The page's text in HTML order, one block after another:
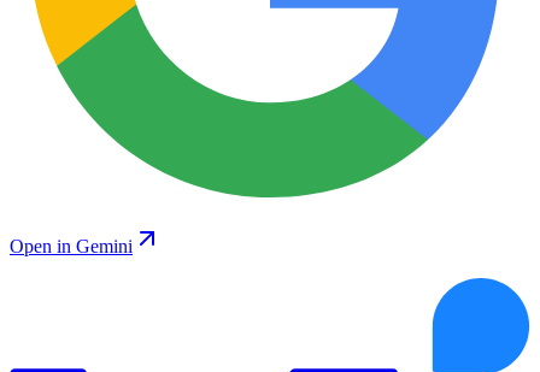
Open in Gemini